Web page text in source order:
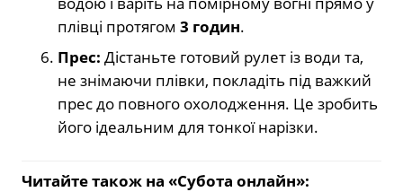
плівці протягом 3 годин.
Прес: Дістаньте готовий рулет із води та,
не знімаючи плівки, покладіть під важкий
прес до повного охолодження. Це зробить
його ідеальним для тонкої нарізки.
Читайте також на «Субота онлайн»: